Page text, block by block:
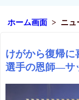
ホーム画面 ニュ
けがから復帰に
選手の恩師―サ